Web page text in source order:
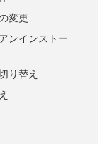
変更
ンインストー
り替え